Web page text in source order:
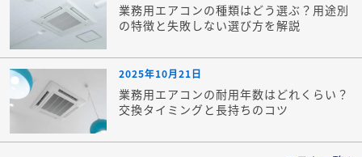
業務用エアコンの種類はどう選ぶ？用途別
の特徴と失敗しない選び方を解説
2025年10月21日
業務用エアコンの耐用年数はどれくらい？
交換タイミングと長持ちのコツ